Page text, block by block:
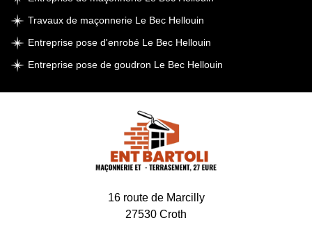
Travaux de maçonnerie Le Bec Hellouin
Entreprise pose d'enrobé Le Bec Hellouin
Entreprise pose de goudron Le Bec Hellouin
16 route de Marcilly
27530 Croth